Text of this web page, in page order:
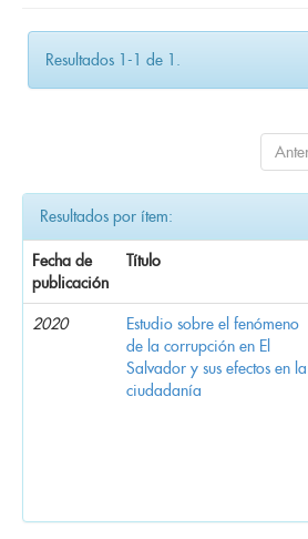
Resultados 1-1 de 1.
Resultados por ítem:
Fecha de
publicación
Título
2020
Estudio sobre el fenómeno
de la corrupción en El
Salvador y sus efectos en la
ciudadanía